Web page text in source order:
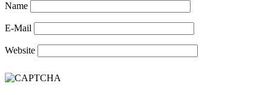
Name
E-Mail
Website